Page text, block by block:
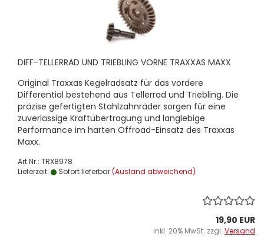
DIFF-TELLERRAD UND TRIEBLING VORNE TRAXXAS MAXX
Original Traxxas Kegelradsatz für das vordere
Differential bestehend aus Tellerrad und Triebling. Die
präzise gefertigten Stahlzahnräder sorgen für eine
zuverlässige Kraftübertragung und langlebige
Performance im harten Offroad-Einsatz des Traxxas
Maxx.
Art.Nr.: TRX8978
Lieferzeit:
Sofort lieferbar(Ausland abweichend)
19,90 EUR
inkl. 20% MwSt. zzgl. Versand